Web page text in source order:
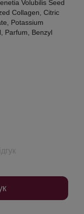
Volubilis Seed
Collagen, Citric
Potassium
Parfum, Benzyl